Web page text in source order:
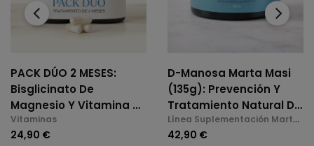
PACK DÚO 2 MESES:
Bisglicinato De
Magnesio Y Vitamina B6
(2 X 60 Cáps.)
Vitaminas
24,90 €
D-Manosa Marta Masi
(135g): Prevención Y
Tratamiento Natural De
La Cistitis E Infecciones
De Orina
Línea Suplementación Marta
Masi
42,90 €
‹ ›